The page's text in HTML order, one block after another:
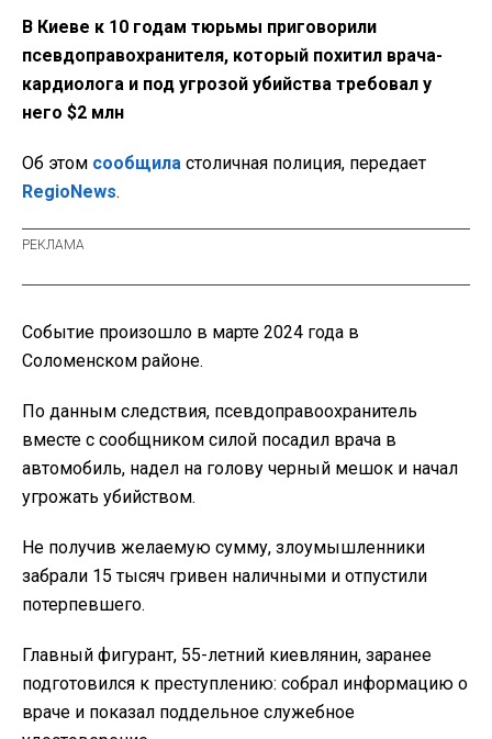
В Киеве к 10 годам тюрьмы приговорили
псевдоправохранителя, который похитил врача-
кардиолога и под угрозой убийства требовал у
него $2 млн
Об этом сообщила столичная полиция, передает
RegioNews.
Событие произошло в марте 2024 года в
Соломенском районе.
По данным следствия, псевдоправоохранитель
вместе с сообщником силой посадил врача в
автомобиль, надел на голову черный мешок и начал
угрожать убийством.
Не получив желаемую сумму, злоумышленники
забрали 15 тысяч гривен наличными и отпустили
потерпевшего.
Главный фигурант, 55-летний киевлянин, заранее
подготовился к преступлению: собрал информацию о
враче и показал поддельное служебное